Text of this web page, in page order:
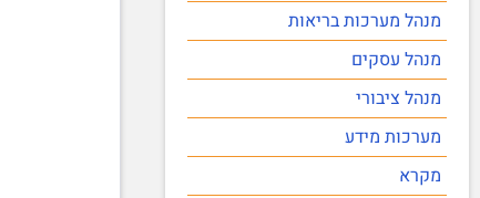
מנהל מערכות בריאות
מנהל עסקים
מנהל ציבורי
מערכות מידע
מקרא